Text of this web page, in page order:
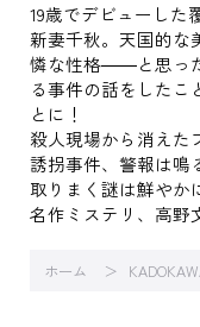
19歳でデビューした
新妻千秋。天国的な
憐な性格――と思っ
る事件の話をしたこ
とに！
殺人現場から消えた
誘拐事件、警報は
取りまく謎は鮮やか
名作ミステリ、高野
ホーム